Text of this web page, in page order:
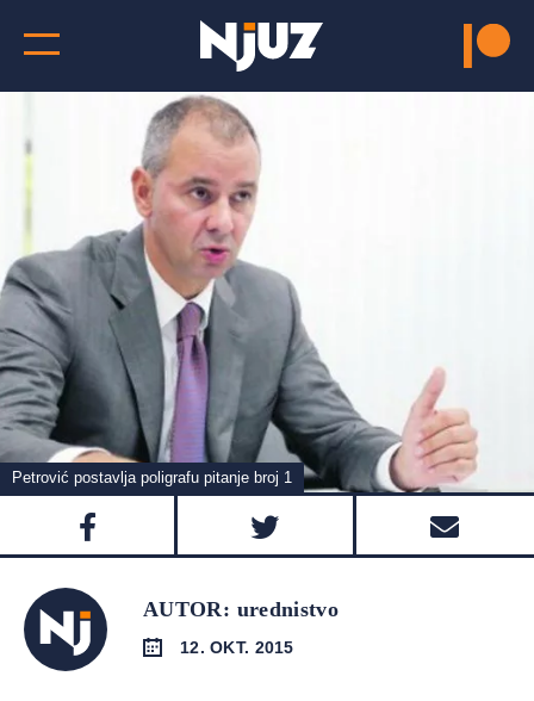
Petrović postavlja poligrafu pitanje broj 1
AUTOR: urednistvo
12. OKT. 2015